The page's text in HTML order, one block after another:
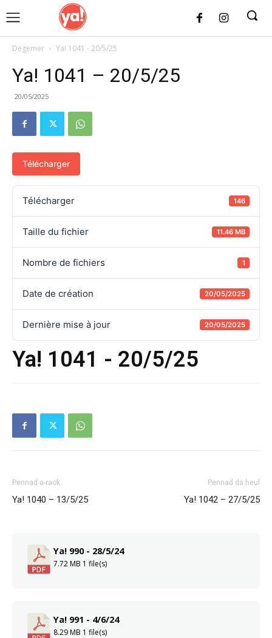
Degemer Ya! 1041 - 20/5/25
Ya! 1041 – 20/5/25
20/05/2025
Télécharger
Télécharger 146
Taille du fichier 11.46 MB
Nombre de fichiers 1
Date de création 20/05/2025
Dernière mise à jour 20/05/2025
Ya! 1041 - 20/5/25
Pennad a-raok
Ya! 1040 – 13/5/25
Pennad da heul
Ya! 1042 – 27/5/25
Ya! 990 - 28/5/24
7.72 MB 1 file(s)
Ya! 991 - 4/6/24
8.29 MB 1 file(s)